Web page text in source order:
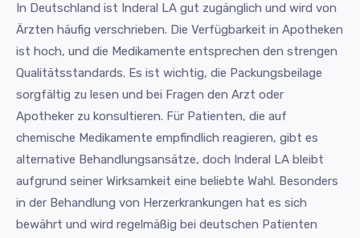
In Deutschland ist Inderal LA gut zugänglich und wird von
Ärzten häufig verschrieben. Die Verfügbarkeit in Apotheken
ist hoch, und die Medikamente entsprechen den strengen
Qualitätsstandards. Es ist wichtig, die Packungsbeilage
sorgfältig zu lesen und bei Fragen den Arzt oder
Apotheker zu konsultieren. Für Patienten, die auf
chemische Medikamente empfindlich reagieren, gibt es
alternative Behandlungsansätze, doch Inderal LA bleibt
aufgrund seiner Wirksamkeit eine beliebte Wahl. Besonders
in der Behandlung von Herzerkrankungen hat es sich
bewährt und wird regelmäßig bei deutschen Patienten